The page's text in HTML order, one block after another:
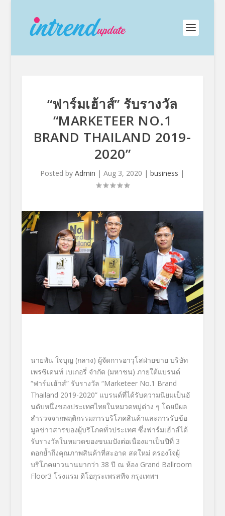
“ฟาร์มเฮ้าส์” รับรางวัล
“MARKETEER NO.1
BRAND THAILAND 2019-
2020”
Posted byAdmin |Aug 3, 2020 |business |
นายพัน ใจบุญ (กลาง) ผู้จัดการอาวุโสฝ่ายขาย บริษัท
เพรซิเดนท์ เบเกอรี่ จำกัด (มหาชน) ภายใต้แบรนด์
“ฟาร์มเฮ้าส์” รับรางวัล “Marketeer No.1 Brand
Thailand 2019-2020” แบรนด์ที่ได้รับความนิยมเป็นอั
นดับหนึ่งของประเทศไทยในหมวดหมู่ต่าง ๆ โดยมีผล
สำรวจจากพฤติกรรมการบริโภคสินค้าและการรับข้อ
มูลข่าวสารของผู้บริโภคทั่วประเทศ ซึ่งฟาร์มเฮ้าส์ได้
รับรางวัลในหมวดของขนมปังต่อเนื่องมาเป็นปีที่ 3
ตอกย้ำถึงคุณภาพสินค้าที่สะอาด สดใหม่ ครองใจผู้
บริโภคยาวนานมากว่า 38 ปี ณ ห้อง Grand Ballroom
Floor3 โรงแรม ดิโอกุระเพรสทีจ กรุงเทพฯ